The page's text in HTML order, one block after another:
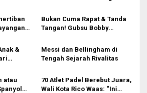
Hormati Guru dan Orang Tua
Bukan Cuma Rapat & Tanda
Tangan! Gubsu Bobby
Komite Sekolah, Minta
Kadisdik Awasi Ketat!
&
Messi dan Bellingham di
Tengah Sejarah Rivalitas
atau
70 Atlet Padel Berebut Juara,
Wali Kota Rico Waas: “Ini